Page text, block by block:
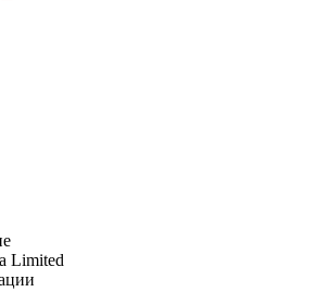
Limited